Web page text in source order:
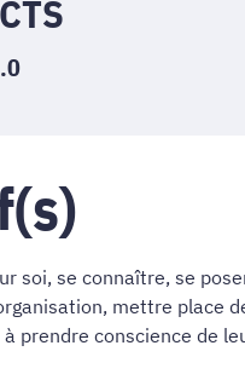
soi, se connaître, se
mettre place
prendre conscience de